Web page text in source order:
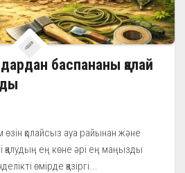
баспананы қалай
қолайсыз ауа райынан және
қалудың ең көне әрі ең маңызды
өмірде қазіргі...